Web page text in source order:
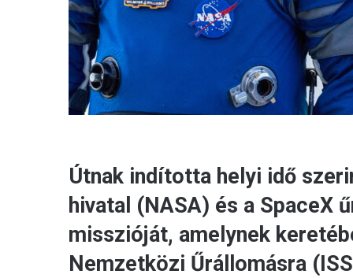
Útnak indította helyi idő
hivatal (NASA) és a SpaceX
misszióját, amelynek
Nemzetközi Űrállomásra